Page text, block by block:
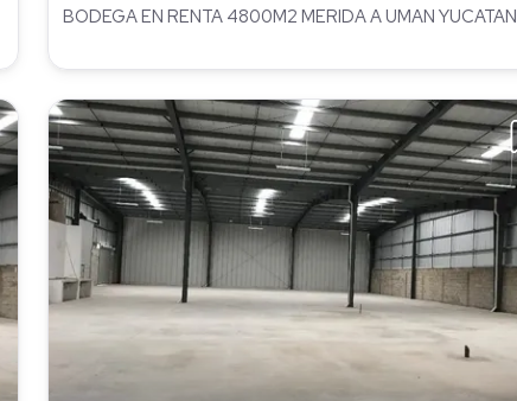
BODEGA EN RENTA 4800M2 MERIDA A UMAN YUCATAN